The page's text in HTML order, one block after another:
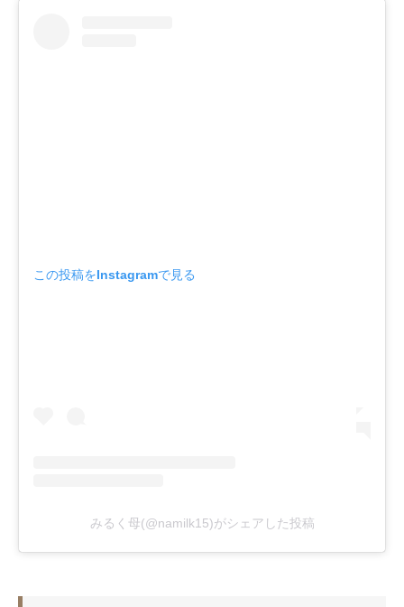
この投稿をInstagramで見る
みるく母(@namilk15)がシェアした投稿